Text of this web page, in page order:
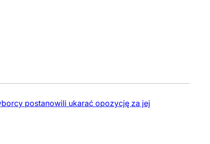
postanowili ukarać opozycję za jej